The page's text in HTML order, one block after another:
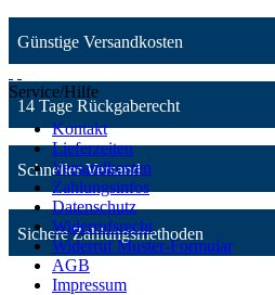
Günstige Versandkosten
14 Tage Rückgaberecht
Schneller Versand
Sichere Zahlungsmethoden
Service/Hilfe
Kontakt
Lieferzeiten
Versandkosten
Zahlungsinfos
Datenschutz
Widerrufsrecht
Widerruf Muster-Formular
AGB
Impressum